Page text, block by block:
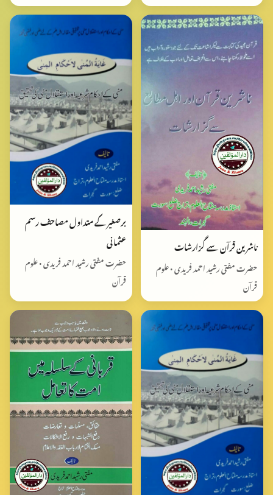
ناشرین قرآن سے گزارشات
حضرت مفتی رشید احمد فریدی • علوم
قرآن
برصغیر کے متداول مصاحف رسم
عثمانی
حضرت مفتی رشید احمد فریدی • علوم
قرآن